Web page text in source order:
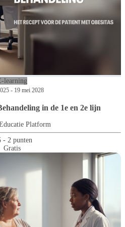
learning
- 19 mei 2028
in de 1e en 2e lijn
Platform
- 2 punten
Gratis